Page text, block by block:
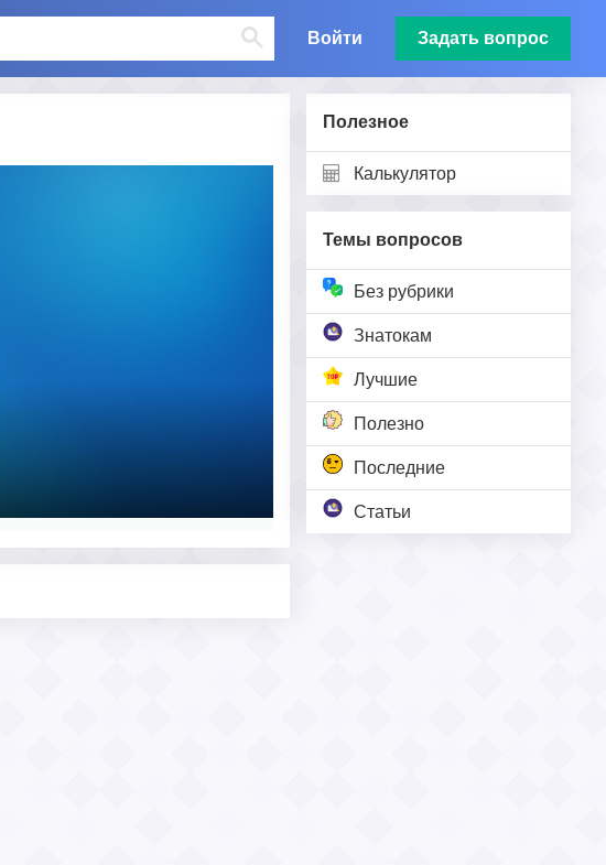
Войти Задать вопрос
Полезное
Калькулятор
Темы вопросов
Без рубрики
Знатокам
Лучшие
Полезно
Последние
Статьи